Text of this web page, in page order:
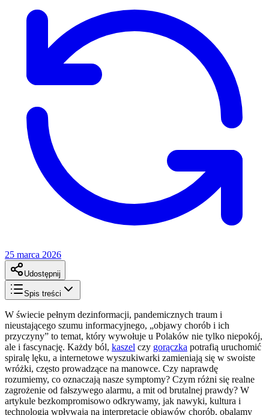
25 marca 2026
Udostępnij
Spis treści
W świecie pełnym dezinformacji, pandemicznych traum i
nieustającego szumu informacyjnego, „objawy chorób i ich
przyczyny” to temat, który wywołuje u Polaków nie tylko niepokój,
ale i fascynację. Każdy ból, kaszel czy gorączka potrafią uruchomić
spiralę lęku, a internetowe wyszukiwarki zamieniają się w swoiste
wróżki, często prowadzące na manowce. Czy naprawdę
rozumiemy, co oznaczają nasze symptomy? Czym różni się realne
zagrożenie od fałszywego alarmu, a mit od brutalnej prawdy? W
artykule bezkompromisowo odkrywamy, jak nawyki, kultura i
technologia wpływają na interpretację objawów chorób, obalamy